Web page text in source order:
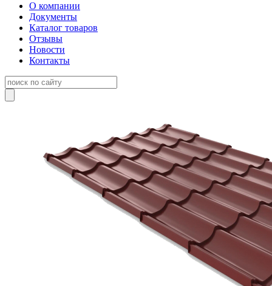
О компании
Документы
Каталог товаров
Отзывы
Новости
Контакты